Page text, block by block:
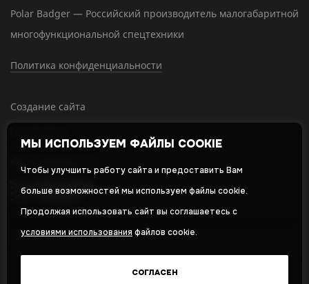
Polar Badger — Российский производитель малогабаритной
многофункциональной спецтехники
Политика конфиденциальности
Создание сайта
Оставляя свои личные данные, вы принимаете и соглашаетесь с
политикой в отношении обработки персональных данных
МЫ ИСПОЛЬЗУЕМ ФАЙЛЫ COOKIE
Чтобы улучшить работу сайта и предоставить Вам
больше возможностей мы используем файлы cookie.
Продолжая использовать сайт вы соглашаетесь с
условиями использования файлов cookie.
СОГЛАСЕН